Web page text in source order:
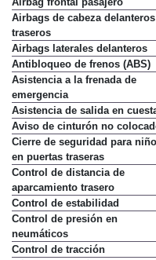
Airbags de cabeza
traseros
Airbags laterales delanteros
Antibloqueo de frenos (ABS)
Asistencia a la frenada de
emergencia
Asistencia de salida en
Aviso de cinturón no
Cierre de seguridad para
en puertas traseras
Control de distancia de
aparcamiento trasero
Control de estabilidad
Control de presión en
neumáticos
Control de tracción